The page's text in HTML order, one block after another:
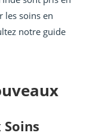
les soins en
notre guide